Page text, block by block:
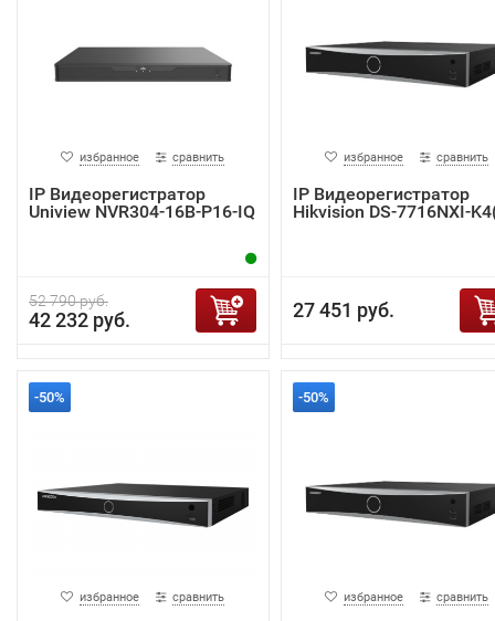
избранное сравнить
IP Видеорегистратор
Uniview NVR304-16B-P16-IQ
52 790 руб.
42 232 руб.
избранное сравнить
IP Видеорегистратор
Hikvision DS-7716NXI-
27 451 руб.
-50%
избранное сравнить
-50%
избранное сравнить